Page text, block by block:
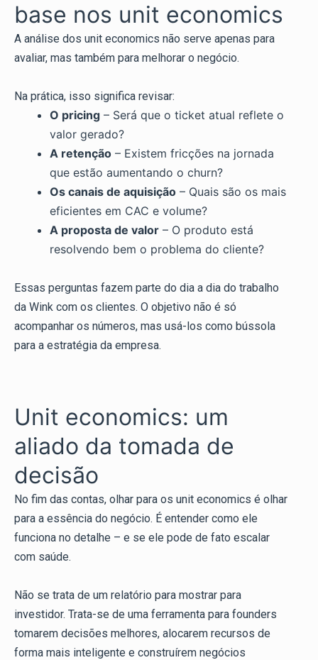
base nos unit economics
A análise dos unit economics não serve apenas para
avaliar, mas também para melhorar o negócio.
Na prática, isso significa revisar:
O pricing – Será que o ticket atual reflete o
valor gerado?
A retenção – Existem fricções na jornada
que estão aumentando o churn?
Os canais de aquisição – Quais são os mais
eficientes em CAC e volume?
A proposta de valor – O produto está
resolvendo bem o problema do cliente?
Essas perguntas fazem parte do dia a dia do trabalho
da Wink com os clientes. O objetivo não é só
acompanhar os números, mas usá-los como bússola
para a estratégia da empresa.
Unit economics: um
aliado da tomada de
decisão
No fim das contas, olhar para os unit economics é olhar
para a essência do negócio. É entender como ele
funciona no detalhe – e se ele pode de fato escalar
com saúde.
Não se trata de um relatório para mostrar para
investidor. Trata-se de uma ferramenta para founders
tomarem decisões melhores, alocarem recursos de
forma mais inteligente e construírem negócios